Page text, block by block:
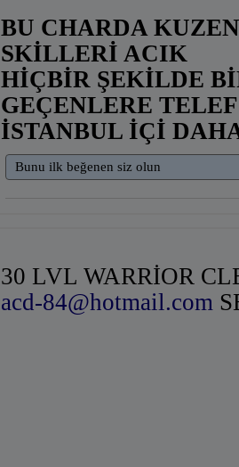
BU CHARDA
SKİLLERİ ACIK
HİÇBİR ŞEKİLDE
GEÇENLERE
İSTANBUL İÇİ
Bunu ilk beğenen siz olun
30 LVL WARRİOR
acd-84@hotmail.com